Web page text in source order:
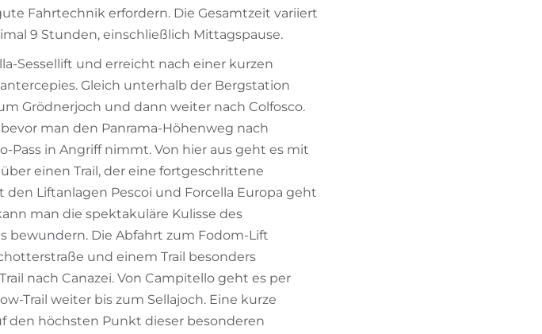
Fahrtechnik erfordern. Die Gesamtzeit variiert
9 Stunden, einschließlich Mittagspause.
Sessellift und erreicht nach einer kurzen
Gleich unterhalb der Bergstation
Grödnerjoch und dann weiter nach Colfosco.
man den Panrama-Höhenweg nach
Pass in Angriff nimmt. Von hier aus geht es mit
einen Trail, der eine fortgeschrittene
Liftanlagen Pescoi und Forcella Europa geht
man die spektakuläre Kulisse des
bewundern. Die Abfahrt zum Fodom-Lift
und einem Trail besonders
nach Canazei. Von Campitello geht es per
Trail weiter bis zum Sellajoch. Eine kurze
den höchsten Punkt dieser besonderen